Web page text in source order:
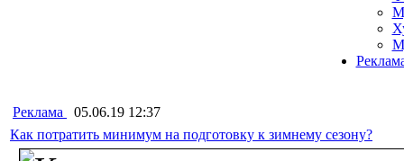
Реклама
05.06.19 12:37
Как потратить минимум на подготовку к зимнему сезону?